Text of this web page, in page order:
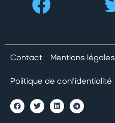
Contact Mentions légales
Politique de confidentialité